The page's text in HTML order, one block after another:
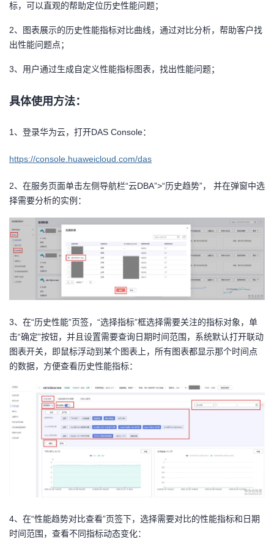
注
开
发
者
学
堂
我
的
课
我
的
证
我
实
的
藏
的
Programs
我
的
支
持
我
的
技
持
我
的
建
议
标，可以直观的帮助定位历史性能问题；
2、图表展示的历史性能指标对比曲线，通过对比分析，帮助客户找
出性能问题点；
3、用户通过生成自定义性能指标图表，找出性能问题；
具体使用方法：
1、登录华为云，打开DAS Console：
https://console.huaweicloud.com/das
2、在服务页面单击左侧导航栏“云DBA”>“历史趋势”， 并在弹窗中选
择需要分析的实例：
3、在“历史性能”页签，“选择指标”框选择需要关注的指标对象，单
击“确定”按钮，并且设置需要查询日期时间范围，系统默认打开联动
图表开关，即鼠标浮动到某个图表上，所有图表都显示那个时间点
的数据，方便查看历史性能指标：
4、在“性能趋势对比查看”页签下，选择需要对比的性能指标和日期
时间范围，查看不同指标动态变化：